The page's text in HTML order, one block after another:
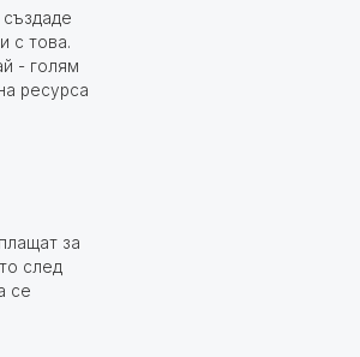
с това.
- голям
ресурса
за
след
се